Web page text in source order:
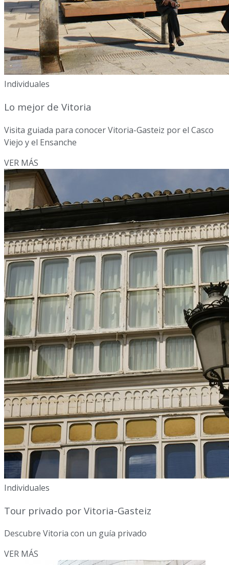
Individuales
Lo mejor de Vitoria
Visita guiada para conocer Vitoria-Gasteiz por el Casco
Viejo y el Ensanche
VER MÁS
Individuales
Tour privado por Vitoria-Gasteiz
Descubre Vitoria con un guía privado
VER MÁS